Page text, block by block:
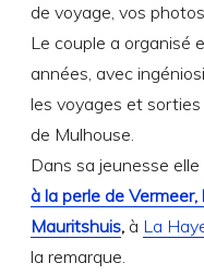
de voyage, vos
Le couple a organisé
années, avec
les voyages et sorties
de Mulhouse.
Dans sa jeunesse
à la perle de
Mauritshuis,à La
la remarque.